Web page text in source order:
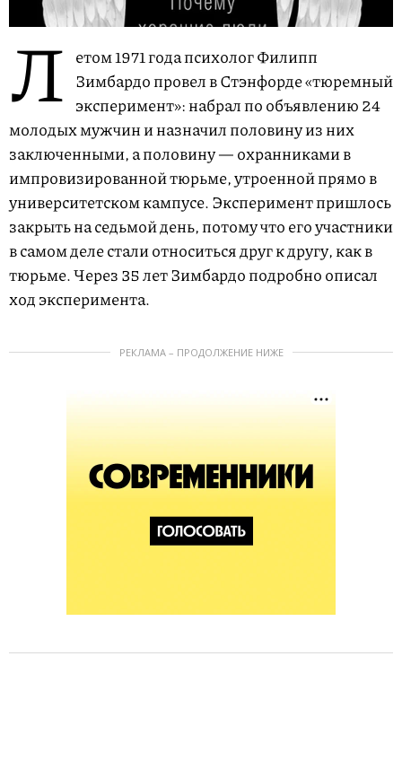
Л етом 1971 года психолог Филипп
Зимбардо провел в Стэнфорде «тюремный
эксперимент»: набрал по объявлению 24
молодых мужчин и назначил половину из них
заключенными, а половину — охранниками в
импровизированной тюрьме, утроенной прямо в
университетском кампусе. Эксперимент пришлось
закрыть на седьмой день, потому что его участники
в самом деле стали относиться друг к другу, как в
тюрьме. Через 35 лет Зимбардо подробно описал
ход эксперимента.
РЕКЛАМА – ПРОДОЛЖЕНИЕ НИЖЕ